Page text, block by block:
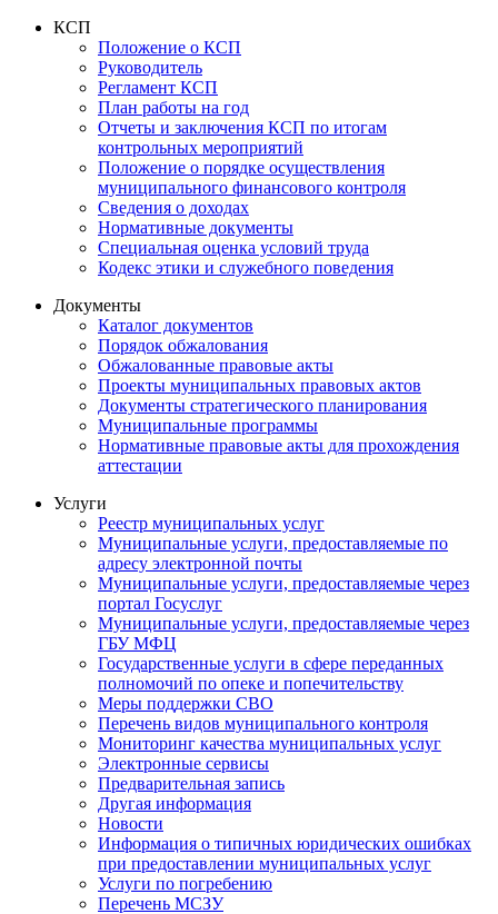
КСП
Положение о КСП
Руководитель
Регламент КСП
План работы на год
Отчеты и заключения КСП по итогам
контрольных мероприятий
Положение о порядке осуществления
муниципального финансового контроля
Сведения о доходах
Нормативные документы
Специальная оценка условий труда
Кодекс этики и служебного поведения
Документы
Каталог документов
Порядок обжалования
Обжалованные правовые акты
Проекты муниципальных правовых актов
Документы стратегического планирования
Муниципальные программы
Нормативные правовые акты для прохождения
аттестации
Услуги
Реестр муниципальных услуг
Муниципальные услуги, предоставляемые по
адресу электронной почты
Муниципальные услуги, предоставляемые через
портал Госуслуг
Муниципальные услуги, предоставляемые через
ГБУ МФЦ
Государственные услуги в сфере переданных
полномочий по опеке и попечительству
Меры поддержки СВО
Перечень видов муниципального контроля
Мониторинг качества муниципальных услуг
Электронные сервисы
Предварительная запись
Другая информация
Новости
Информация о типичных юридических ошибках
при предоставлении муниципальных услуг
Услуги по погребению
Перечень МСЗУ